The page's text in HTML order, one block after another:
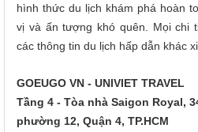
hình thức du lịch khám phá hoàn
vị và ấn tượng khó quên. Mọi chi
các thông tin du lịch hấp dẫn khác
GOEUGO VN - UNIVIET TRAVEL
Tầng 4 - Tòa nhà Saigon Royal,
phường 12, Quận 4, TP.HCM